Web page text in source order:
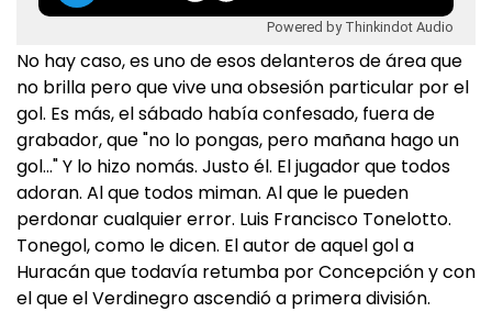
Powered by Thinkindot Audio
No hay caso, es uno de esos delanteros de área que
no brilla pero que vive una obsesión particular por el
gol. Es más, el sábado había confesado, fuera de
grabador, que "no lo pongas, pero mañana hago un
gol…" Y lo hizo nomás. Justo él. El jugador que todos
adoran. Al que todos miman. Al que le pueden
perdonar cualquier error. Luis Francisco Tonelotto.
Tonegol, como le dicen. El autor de aquel gol a
Huracán que todavía retumba por Concepción y con
el que el Verdinegro ascendió a primera división.